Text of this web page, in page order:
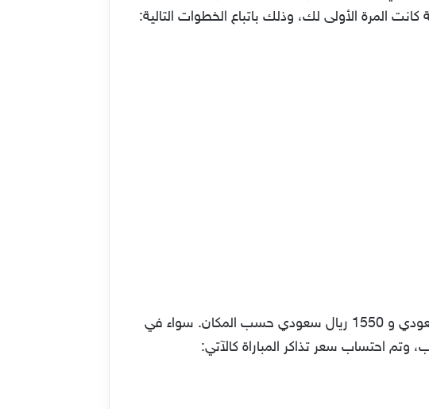
المرة الأولى لك، وذلك باتباع الخطوات التالية:
هناك عدة أسعار لتذاكر مباراة موسم الرياض باريس سان جيرمان، تتراوح بين مبلغ 35 ريال سعودي و 1550 ريال سعودي حسب المكان. سواء في
احتساب سعر تذاكر المباراة كالآتي: